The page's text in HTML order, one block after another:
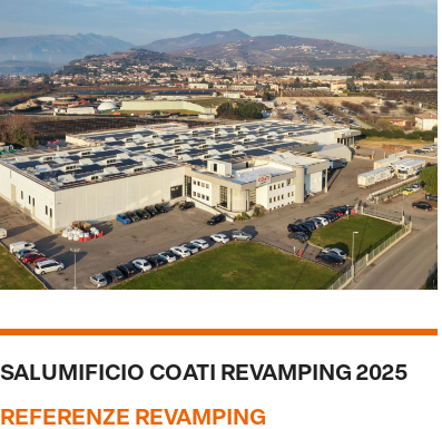
SALUMIFICIO COATI REVAMPING 2025
REFERENZE REVAMPING